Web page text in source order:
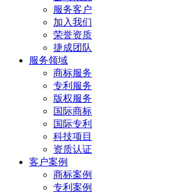
服务客户
加入我们
荣誉资质
捷成团队
服务领域
商标服务
专利服务
版权服务
国际商标
国际专利
科技项目
资质认证
客户案例
商标案例
专利案例